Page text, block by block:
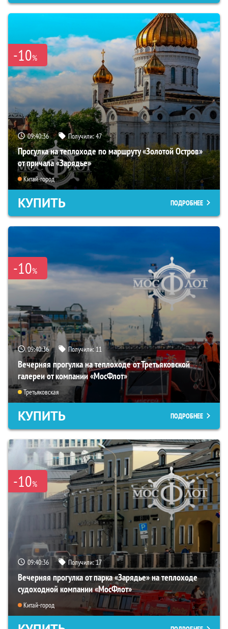
-10%
09:40:35 Получили:47
Прогулка на теплоходе по маршруту «Золотой Остров»
от причала «Зарядье»
Китай-город
КУПИТЬ ПОДРОБНЕЕ
-10%
09:40:35 Получили: 11
Вечерняя прогулка на теплоходе от Третьяковской
галереи от компании «МосФлот»
Третьяковская
КУПИТЬ ПОДРОБНЕЕ
-10%
09:40:35 Получили:17
Вечерняя прогулка от парка «Зарядье» на теплоходе
судоходной компании «МосФлот»
Китай-город